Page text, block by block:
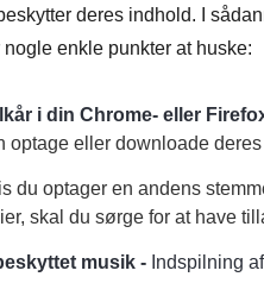
deres indhold. I
enkle punkter at huske:
i din Chrome- eller
optage eller downloade
du optager en andens
skal du sørge for at have
musik - Indspilning